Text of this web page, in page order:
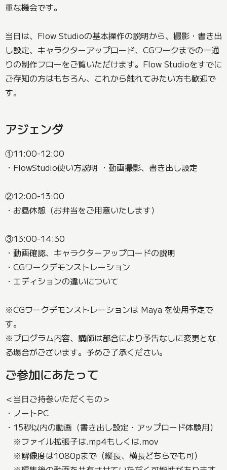
重な機会です。
当日は、Flow Studioの基本操作の説明から、撮影・書き出
し設定、キャラクターアップロード、CGワークまでの一通
りの制作フローをご覧いただけます。Flow Studioをすでに
ご存知の方はもちろん、これから触れてみたい方も歓迎で
す。
アジェンダ
①11:00-12:00
・FlowStudio使い方説明 ・動画撮影、書き出し設定
②12:00-13:00
・お昼休憩（お弁当をご用意いたします）
③13:00-14:30
・動画確認、キャラクターアップロードの説明
・CGワークデモンストレーション
・エディションの違いについて
※CGワークデモンストレーションは Maya を使用予定で
す。
※プログラム内容、講師は都合により予告なしに変更とな
る場合がございます。予めご了承ください。
ご参加にあたって
＜当日ご持参いただくもの＞
・ノートPC
・15秒以内の動画（書き出し設定・アップロード体験用）
※ファイル拡張子は.mp4もしくは.mov
※解像度は1080pまで（縦長、横長どちらでも可）